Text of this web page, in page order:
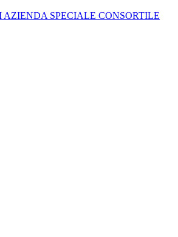
SPECIALE CONSORTILE